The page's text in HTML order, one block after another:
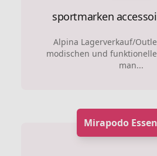
sportmarken
Alpina Lagerverkauf/
modischen und
man...
Mirapodo